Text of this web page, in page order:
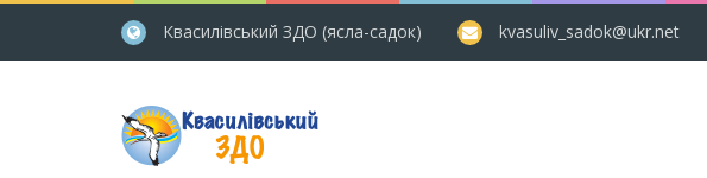
Квасилівський ЗДО (ясла-садок) kvasuliv_sadok@ukr.net